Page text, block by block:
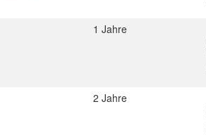
1 Jahre
2 Jahre